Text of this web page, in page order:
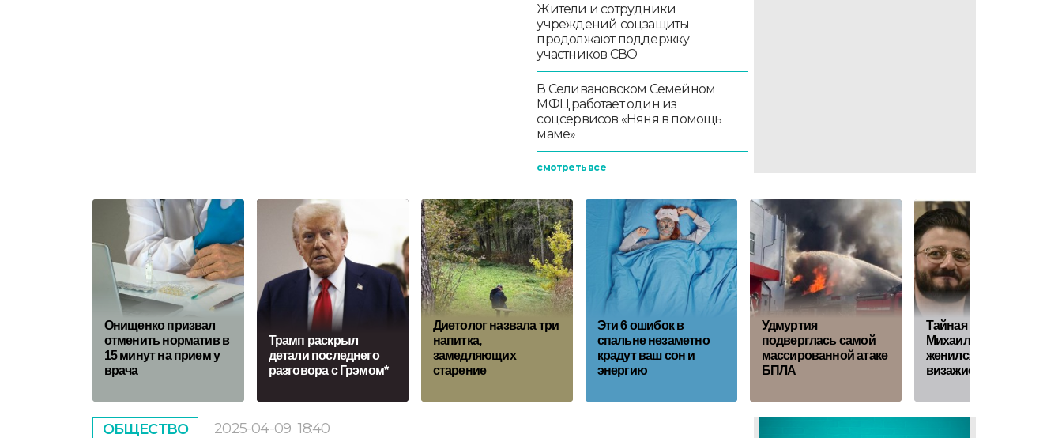
Жители и сотрудники
учреждений соцзащиты
продолжают поддержку
участников СВО
В Селивановском Семейном
МФЦ работает один из
соцсервисов «Няня в помощь
маме»
смотреть все
Онищенко призвал
отменить норматив в
15 минут на прием у
врача
Трамп раскрыл
детали последнего
разговора с Грэмом*
Диетолог назвала три
напитка,
замедляющих
старение
Эти 6 ошибок в
спальне незаметно
крадут ваш сон и
энергию
Удмуртия
подверглась самой
массированной атаке
БПЛА
Тайная свадьба?
Михаил Галустян
женился на своей
визажистке
ОБЩЕСТВО 2025-04-09 18:40